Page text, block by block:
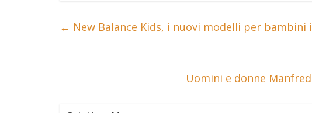
← New Balance Kids, i nuovi modelli per
Uomini e donne